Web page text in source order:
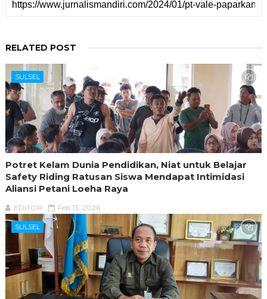
RELATED POST
SULSEL
Potret Kelam Dunia Pendidikan, Niat untuk Belajar
Safety Riding Ratusan Siswa Mendapat Intimidasi
Aliansi Petani Loeha Raya
EDITOR Feb 13, 2026
SULSEL